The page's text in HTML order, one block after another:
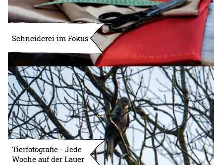
Schneiderei im Fokus
Tierfotografie - Jede
Woche auf der Lauer